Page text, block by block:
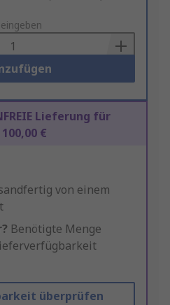
Lieferung für
€
von einem
Benötigte Menge
überprüfen